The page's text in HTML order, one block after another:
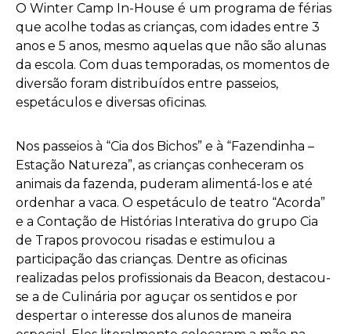
O Winter Camp In-House é um programa de férias
que acolhe todas as crianças, com idades entre 3
anos e 5 anos, mesmo aquelas que não são alunas
da escola. Com duas temporadas, os momentos de
diversão foram distribuídos entre passeios,
espetáculos e diversas oficinas.
Nos passeios à “Cia dos Bichos” e à “Fazendinha –
Estação Natureza”, as crianças conheceram os
animais da fazenda, puderam alimentá-los e até
ordenhar a vaca. O espetáculo de teatro “Acorda”
e a Contação de Histórias Interativa do grupo Cia
de Trapos provocou risadas e estimulou a
participação das crianças. Dentre as oficinas
realizadas pelos profissionais da Beacon, destacou-
se a de Culinária por aguçar os sentidos e por
despertar o interesse dos alunos de maneira